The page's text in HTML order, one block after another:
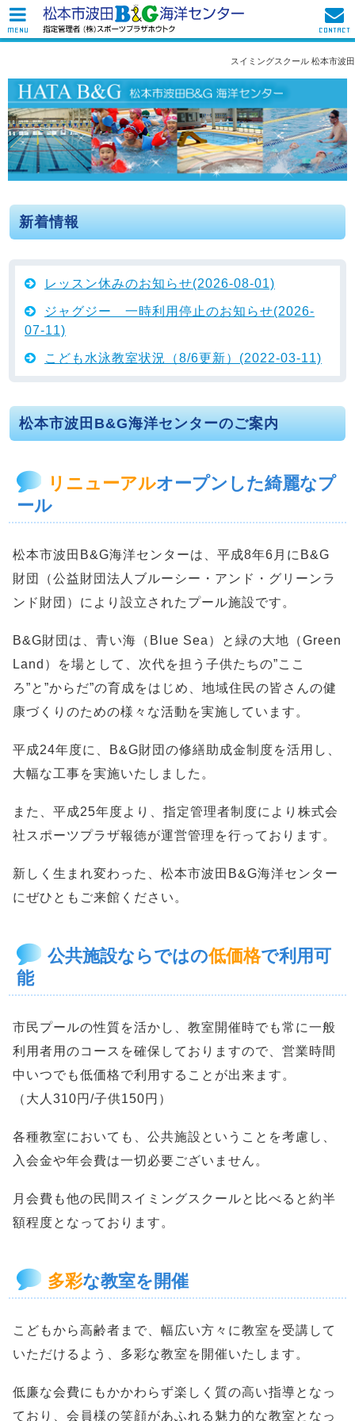
スイミングスクール 松本市波田
新着情報
レッスン休みのお知らせ(2026-08-01)
ジャグジー 一時利用停止のお知らせ(2026-
07-11)
こども水泳教室状況（8/6更新）(2022-03-11)
松本市波田B&G海洋センターのご案内
リニューアルオープンした綺麗なプ
ール
松本市波田B&G海洋センターは、平成8年6月にB&G
財団（公益財団法人ブルーシー・アンド・グリーンラ
ンド財団）により設立されたプール施設です。
B&G財団は、青い海（Blue Sea）と緑の大地（Green
Land）を場として、次代を担う子供たちの”ここ
ろ”と”からだ”の育成をはじめ、地域住民の皆さんの健
康づくりのための様々な活動を実施しています。
平成24年度に、B&G財団の修繕助成金制度を活用し、
大幅な工事を実施いたしました。
また、平成25年度より、指定管理者制度により株式会
社スポーツプラザ報徳が運営管理を行っております。
新しく生まれ変わった、松本市波田B&G海洋センター
にぜひともご来館ください。
公共施設ならではの低価格で利用可
能
市民プールの性質を活かし、教室開催時でも常に一般
利用者用のコースを確保しておりますので、営業時間
中いつでも低価格で利用することが出来ます。
（大人310円/子供150円）
各種教室においても、公共施設ということを考慮し、
入会金や年会費は一切必要ございません。
月会費も他の民間スイミングスクールと比べると約半
額程度となっております。
多彩な教室を開催
こどもから高齢者まで、幅広い方々に教室を受講して
いただけるよう、多彩な教室を開催いたします。
低廉な会費にもかかわらず楽しく質の高い指導となっ
ており、会員様の笑顔があふれる魅力的な教室となっ
MENU CONTACT